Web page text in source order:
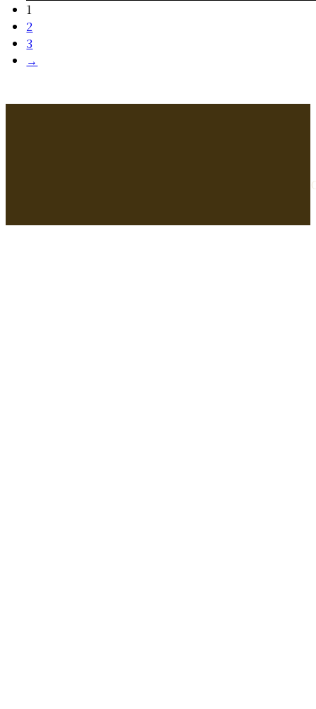
1
2
3
→